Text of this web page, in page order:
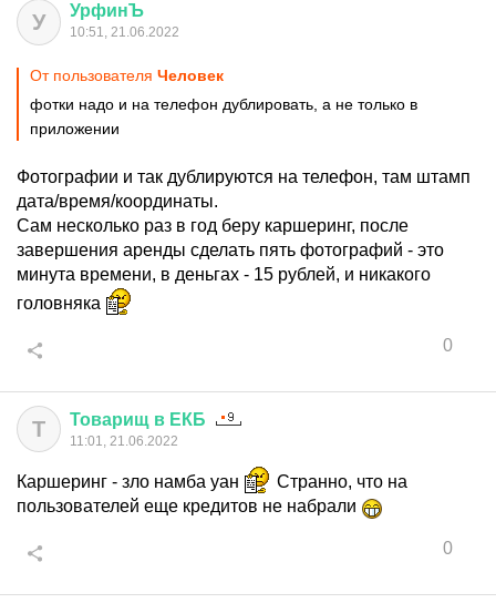
У УрфинЪ
10:51, 21.06.2022
От пользователя Чeловек
фотки надо и на телефон дублировать, а не только в
приложении
Фотографии и так дублируются на телефон, там штамп
дата/время/координаты.
Сам несколько раз в год беру каршеринг, после
завершения аренды сделать пять фотографий - это
минута времени, в деньгах - 15 рублей, и никакого
головняка
0
Т Товарищ в ЕКБ
11:01, 21.06.2022
Каршеринг - зло намба уан
Странно, что на
пользователей еще кредитов не набрали
0